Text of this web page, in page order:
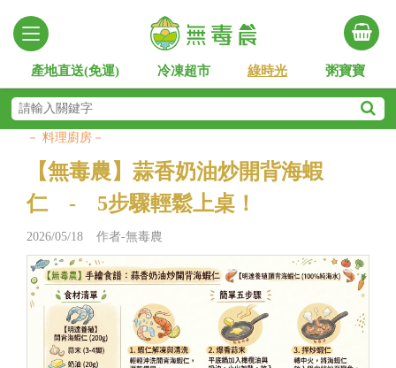
產地直送(免運) 冷凍超市 綠時光 粥寶寶
－ 料理廚房－
【無毒農】蒜香奶油炒開背海蝦
仁 - 5步驟輕鬆上桌！
2026/05/18 作者-無毒農